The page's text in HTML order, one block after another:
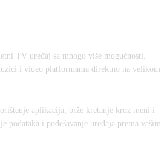
TV uređaj sa mnogo više mogućnosti.
i video platformama direktno na velikom
aplikacija, brže kretanje kroz meni i
podataka i podešavanje uređaja prema vašim